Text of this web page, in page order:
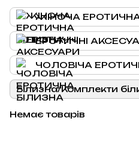
ЖІНОЧА
ЕРОТИЧНІ
ЧОЛОВІЧА
Білизна/Комплекти
Немає товарів